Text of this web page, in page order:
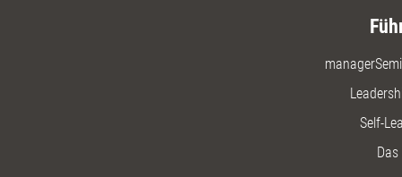
Self-